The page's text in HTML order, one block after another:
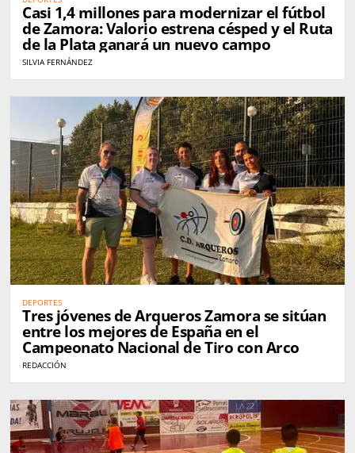
Casi 1,4 millones para modernizar el fútbol
de Zamora: Valorio estrena césped y el Ruta
de la Plata ganará un nuevo campo
SILVIA FERNÁNDEZ
DEPORTES
Tres jóvenes de Arqueros Zamora se sitúan
entre los mejores de España en el
Campeonato Nacional de Tiro con Arco
REDACCIÓN